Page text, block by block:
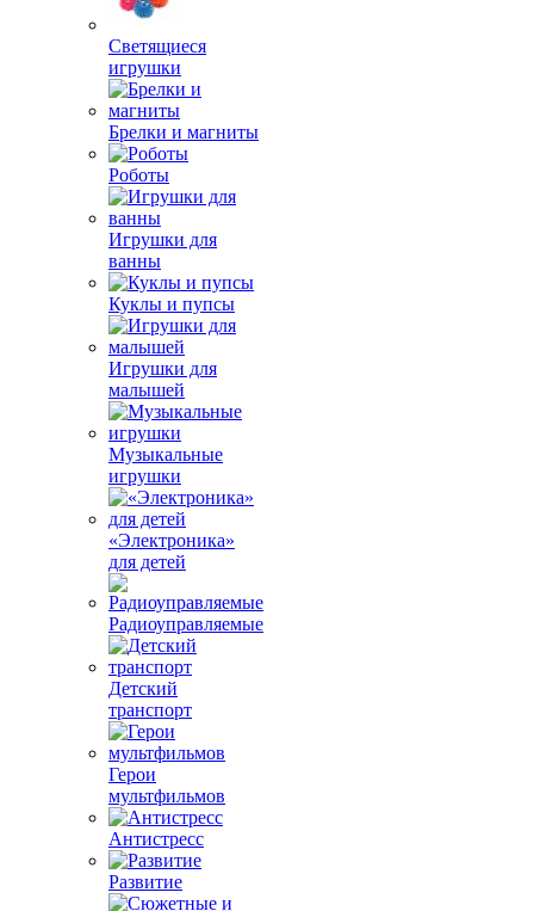
Светящиеся
игрушки
Брелки и магниты
Роботы
Игрушки для
ванны
Куклы и пупсы
Игрушки для
малышей
Музыкальные
игрушки
«Электроника»
для детей
Радиоуправляемые
Детский
транспорт
Герои
мультфильмов
Антистресс
Развитие